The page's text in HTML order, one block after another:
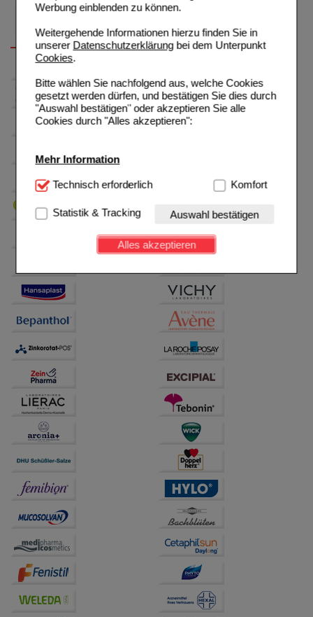
Werbung einblenden zu können.
Weitergehende Informationen hierzu finden Sie in
unserer Datenschutzerklärungbei dem Unterpunkt
Cookies.
Bitte wählen Sie nachfolgend aus, welche Cookies
gesetzt werden dürfen, und bestätigen Sie dies durch
"Auswahl bestätigen" oder akzeptieren Sie alle
Cookies durch "Alles akzeptieren":
Mehr Information
Technisch Notwendig:Hierbei handelt es sich um
Website notwendig sind (z.B. Navigation, Warenkorb,
Kundenkonto), weshalb auf diese nicht verzichtet
werden kann.
Einkaufserlebnis noch ansprechender zu gestalten,
beispielsweise für die Wiedererkennung des
Besuchers oder unsere Seite an bevorzugte
Verhaltensweisen (z.B. Spracheinstellung)
anzupassen. Komfort-Cookies ermöglichen es uns
anzuzeigen und unser Partnerprogramm zu
Statistik & Tracking:
Informationen über die Art und Weise der Nutzung
unserer Website sammeln, mit deren Hilfe wir unsere
Website weiter für Sie optimieren können, den Inhalt
auf unserer Website aber auch die Werbung auf
Drittseiten möglichst relevant für Sie zu gestalten.
Bitte beachten Sie, dass Daten hierfür teilweise an
Dritte wie z.B. Google oder soziale Medien
übertragen werden.
Technisch erforderlich Komfort
Statistik & Tracking Auswahl bestätigen
Alles akzeptieren